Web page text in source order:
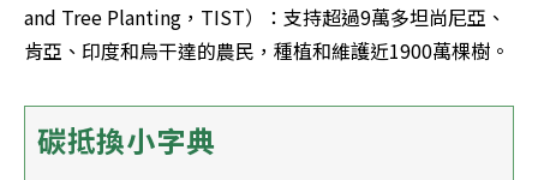
and Tree Planting，TIST）：支持超過9萬多坦尚尼亞、
肯亞、印度和烏干達的農民，種植和維護近1900萬棵樹。
碳抵換小字典